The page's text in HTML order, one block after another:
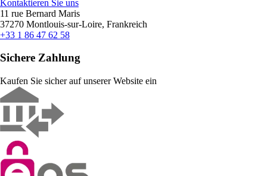
Kontaktieren Sie uns
11 rue Bernard Maris
37270 Montlouis-sur-Loire, Frankreich
+33 1 86 47 62 58
Sichere Zahlung
Kaufen Sie sicher auf unserer Website ein